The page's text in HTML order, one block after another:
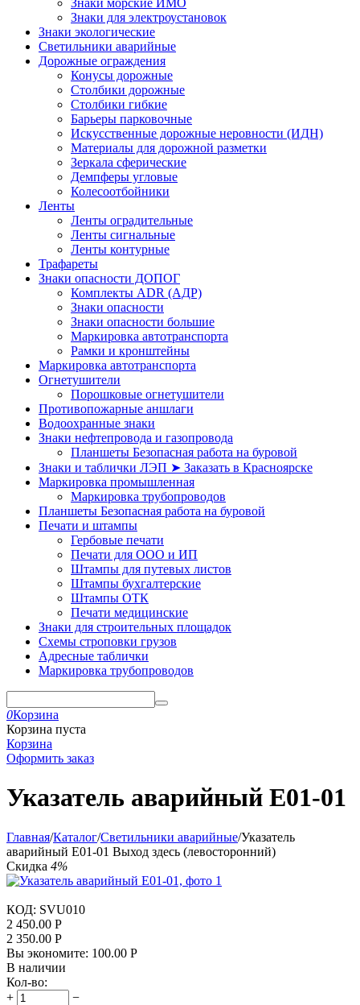
Знаки морские ИМО
Знаки для электроустановок
Знаки экологические
Светильники аварийные
Дорожные ограждения
Конусы дорожные
Столбики дорожные
Столбики гибкие
Барьеры парковочные
Искусственные дорожные неровности (ИДН)
Материалы для дорожной разметки
Зеркала сферические
Демпферы угловые
Колесоотбойники
Ленты
Ленты оградительные
Ленты сигнальные
Ленты контурные
Трафареты
Знаки опасности ДОПОГ
Комплекты ADR (АДР)
Знаки опасности
Знаки опасности большие
Маркировка автотранспорта
Рамки и кронштейны
Маркировка автотранспорта
Огнетушители
Порошковые огнетушители
Противопожарные аншлаги
Водоохранные знаки
Знаки нефтепровода и газопровода
Планшеты Безопасная работа на буровой
Знаки и таблички ЛЭП ➤ Заказать в Красноярске
Маркировка промышленная
Маркировка трубопроводов
Планшеты Безопасная работа на буровой
Печати и штампы
Гербовые печати
Печати для ООО и ИП
Штампы для путевых листов
Штампы бухгалтерские
Штампы ОТК
Печати медицинские
Знаки для строительных площадок
Схемы строповки грузов
Адресные таблички
Маркировка трубопроводов
0Корзина
Корзина пуста
Корзина
Оформить заказ
Указатель аварийный E01-01
Главная/Каталог/Светильники аварийные/Указатель
аварийный E01-01 Выход здесь (левосторонний)
Скидка 4%
КОД: SVU010
2 450.00 Р
2 350.00 Р
Вы экономите: 100.00 Р
В наличии
Кол-во:
+
−